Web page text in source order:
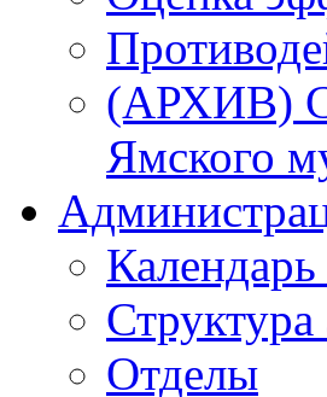
(АРХИВ)
Ямского
Отделы